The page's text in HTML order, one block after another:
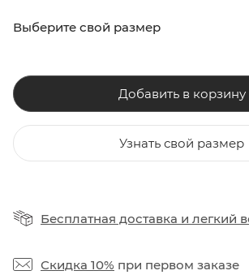
Выберите свой размер
Добавить в корзину
Узнать свой размер
Бесплатная доставка и легкий
Скидка 10% при первом заказе